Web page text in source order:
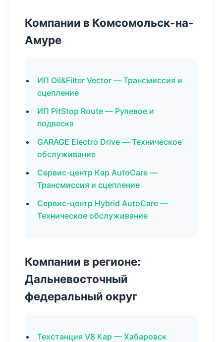
Компании в Комсомольск-на-
Амуре
ИП Oil&Filter Vector — Трансмиссия и
сцепление
ИП PitStop Route — Рулевое и
подвеска
GARAGE Electro Drive — Техническое
обслуживание
Сервис-центр Кар AutoCare —
Трансмиссия и сцепление
Сервис-центр Hybrid AutoCare —
Техническое обслуживание
Компании в регионе:
Дальневосточный
федеральный округ
Техстанция V8 Кар — Хабаровск